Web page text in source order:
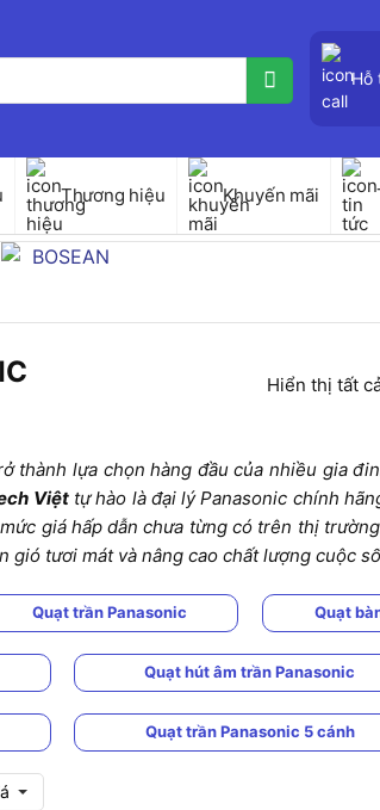
Hỗ
Thương hiệu Khuyến mãi
Hiển thị tất
thành lựa chọn hàng đầu của nhiều gia
Việttự hào là đại lý Panasonic chính
giá hấp dẫn chưa từng có trên thị
gió tươi mát và nâng cao chất lượng cuộc
Quạt trần Panasonic Quạt
Quạt hút âm trần Panasonic
Quạt trần Panasonic 5 cánh